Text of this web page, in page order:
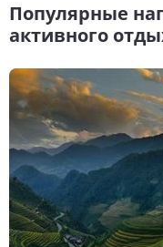
Популярные
активного